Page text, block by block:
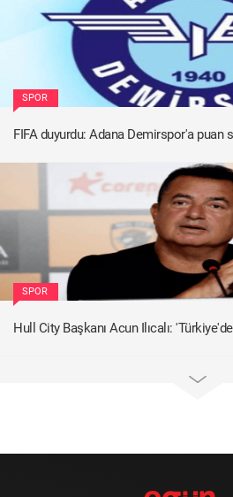
SPOR
FIFA duyurdu: Adana Demirspor'a puan
SPOR
Hull City Başkanı Acun Ilıcalı: